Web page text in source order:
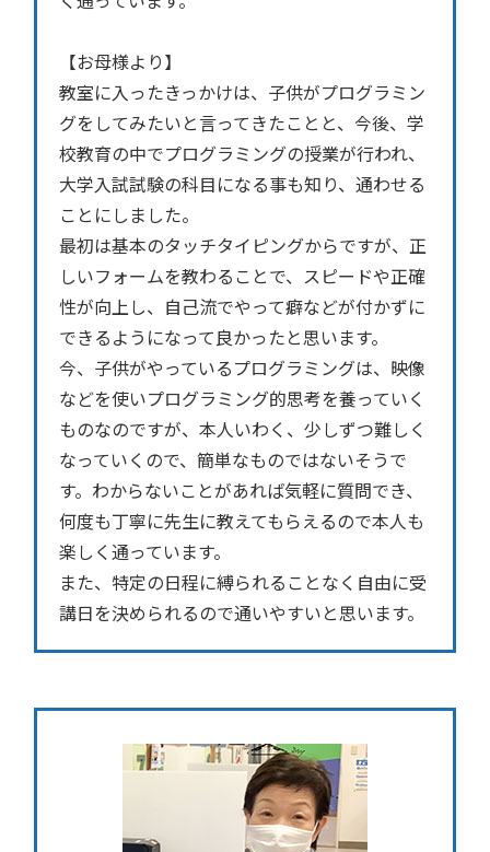
【お母様より】
教室に入ったきっかけは、子供がプログラミン
グをしてみたいと言ってきたことと、今後、学
校教育の中でプログラミングの授業が行われ、
大学入試試験の科目になる事も知り、通わせる
ことにしました。
最初は基本のタッチタイピングからですが、正
しいフォームを教わることで、スピードや正確
性が向上し、自己流でやって癖などが付かずに
できるようになって良かったと思います。
今、子供がやっているプログラミングは、映像
などを使いプログラミング的思考を養っていく
ものなのですが、本人いわく、少しずつ難しく
なっていくので、簡単なものではないそうで
す。わからないことがあれば気軽に質問でき、
何度も丁寧に先生に教えてもらえるので本人も
楽しく通っています。
また、特定の日程に縛られることなく自由に受
講日を決められるので通いやすいと思います。